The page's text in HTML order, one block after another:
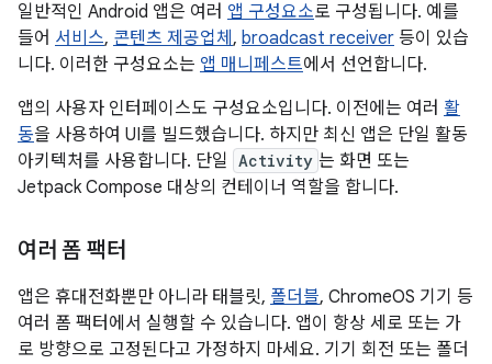
일반적인 Android 앱은 여러 앱 구성요소로 구성됩니다. 예를
들어 서비스, 콘텐츠 제공업체 , broadcast receiver 등이 있습
니다. 이러한 구성요소는 앱 매니페스트에서 선언합니다.
앱의 사용자 인터페이스도 구성요소입니다. 이전에는 여러 활
동을 사용하여 UI를 빌드했습니다. 하지만 최신 앱은 단일 활동
아키텍처를 사용합니다. 단일 Activity 는 화면 또는
Jetpack Compose 대상의 컨테이너 역할을 합니다.
여러 폼 팩터
앱은 휴대전화뿐만 아니라 태블릿, 폴더블, ChromeOS 기기 등
여러 폼 팩터에서 실행할 수 있습니다. 앱이 항상 세로 또는 가
로 방향으로 고정된다고 가정하지 마세요. 기기 회전 또는 폴더